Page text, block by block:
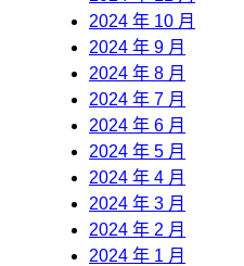
2024 年 10 月
2024 年 9 月
2024 年 8 月
2024 年 7 月
2024 年 6 月
2024 年 5 月
2024 年 4 月
2024 年 3 月
2024 年 2 月
2024 年 1 月